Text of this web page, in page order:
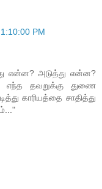
PM
என்ன? அடுத்து என்ன?
எந்த தவறுக்கு துணை
காரியத்தை சாதித்து